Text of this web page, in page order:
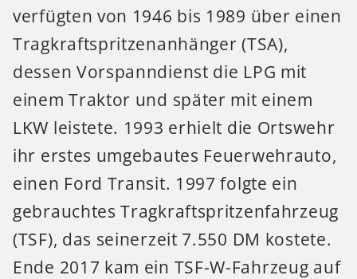
verfügten von 1946 bis 1989 über einen
Tragkraftspritzenanhänger (TSA),
dessen Vorspanndienst die LPG mit
einem Traktor und später mit einem
LKW leistete. 1993 erhielt die Ortswehr
ihr erstes umgebautes Feuerwehrauto,
einen Ford Transit. 1997 folgte ein
gebrauchtes Tragkraftspritzenfahrzeug
(TSF), das seinerzeit 7.550 DM kostete.
Ende 2017 kam ein TSF-W-Fahrzeug auf